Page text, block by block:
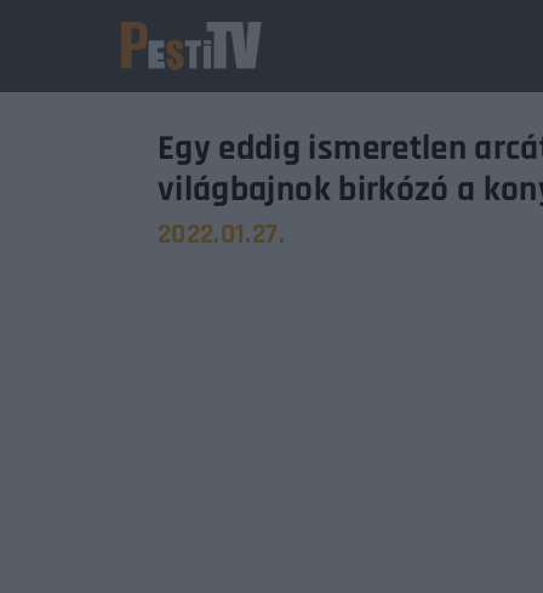
Egy eddig ismeretlen
világbajnok birkózó a
2022.01.27.